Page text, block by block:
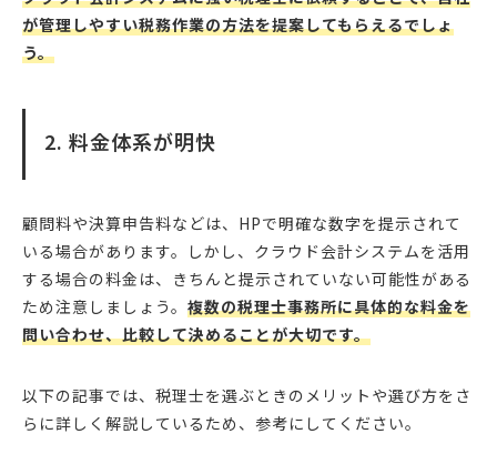
が管理しやすい税務作業の方法を提案してもらえるでしょ
う。
2. 料金体系が明快
顧問料や決算申告料などは、HPで明確な数字を提示されて
いる場合があります。しかし、クラウド会計システムを活用
する場合の料金は、きちんと提示されていない可能性がある
ため注意しましょう。 複数の税理士事務所に具体的な料金を
問い合わせ、比較して決めることが大切です。
以下の記事では、税理士を選ぶときのメリットや選び方をさ
らに詳しく解説しているため、参考にしてください。